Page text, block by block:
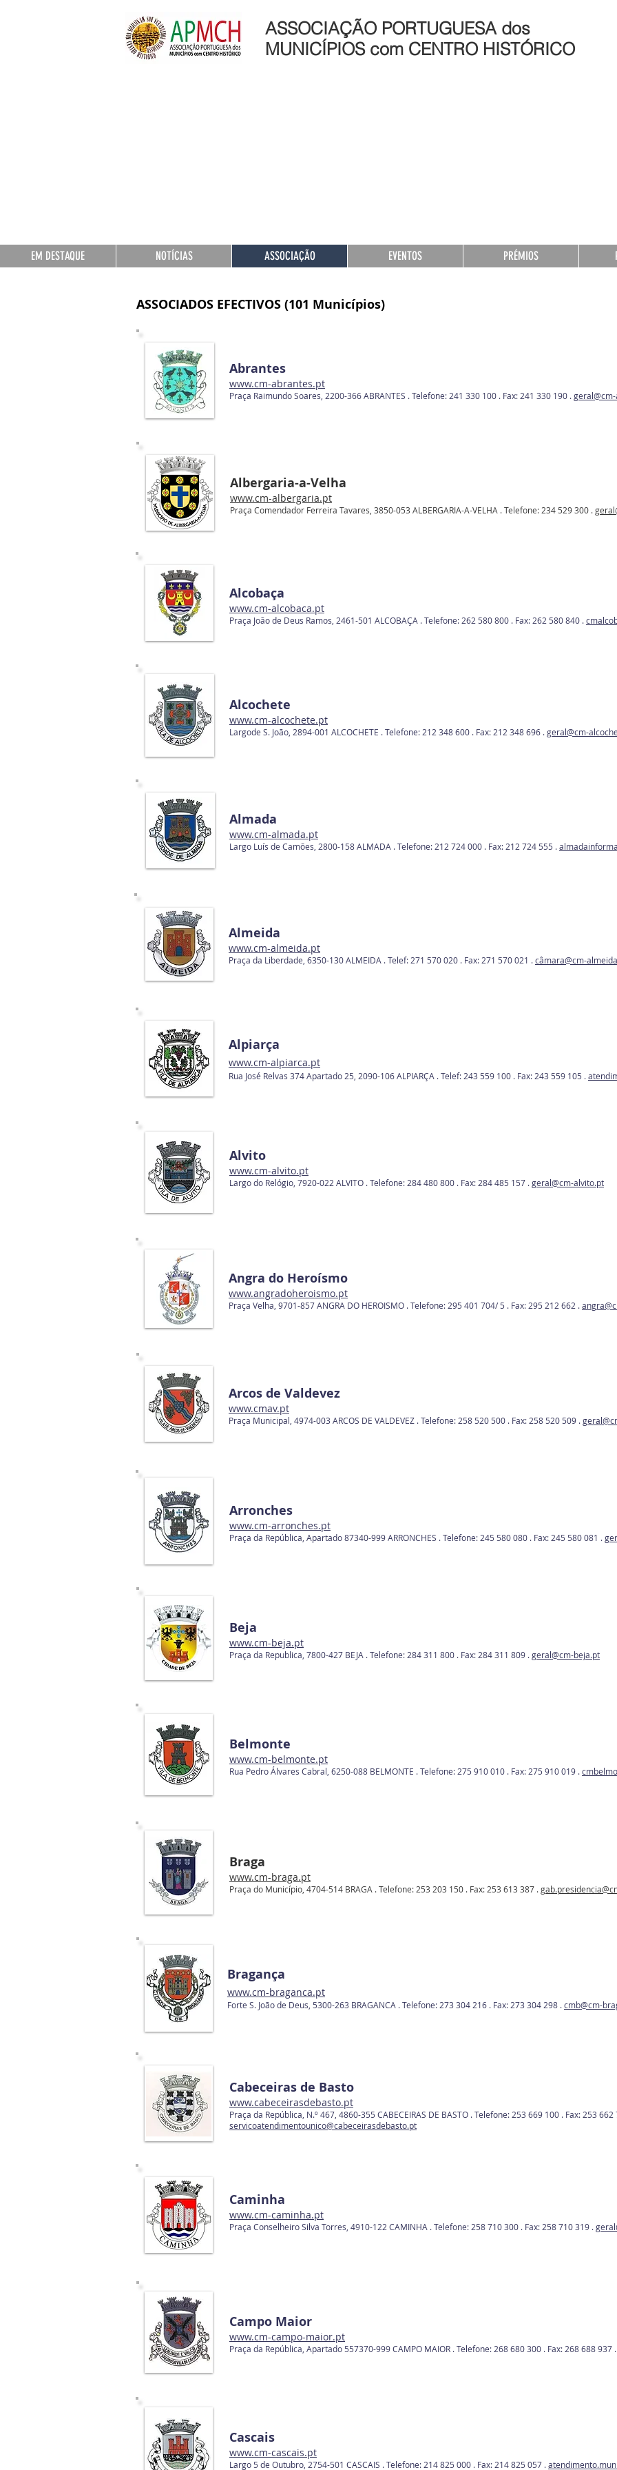
ASSOCIAÇÃO PORTUGUESA dos
MUNICÍPIOS com CENTRO HISTÓRICO
EM DESTAQUE NOTÍCIAS ASSOCIAÇÃO EVENTOS PRÉMIOS
ASSOCIADOS EFECTIVOS (101 Municípios)
Abrantes
www.cm-abrantes.pt
Praça Raimundo Soares, 2200-366 ABRANTES . Telefone: 241 330 100 . Fax: 241 330 190 .
Albergaria-a-Velha
www.cm-albergaria.pt
Praça Comendador Ferreira Tavares, 3850-053 ALBERGARIA-A-VELHA . Telefone: 234 529 300 .
Alcobaça
www.cm-alcobaca.pt
Praça João de Deus Ramos, 2461-501 ALCOBAÇA . Telefone: 262 580 800 . Fax: 262 580 840 .
Alcochete
www.cm-alcochete.pt
Largode S. João, 2894-001 ALCOCHETE .Telefone: 212 348 600 . Fax: 212 348 696 .geral@cm-
Almada
www.cm-almada.pt
Largo Luís de Camões, 2800-158 ALMADA .Telefone: 212 724 000 . Fax: 212 724 555 .
Almeida
www.cm-almeida.pt
Praça da Liberdade, 6350-130 ALMEIDA .Telef: 271 570 020 . Fax: 271 570 021 .câmara@cm-
Alpiarça
www.cm-alpiarca.pt
Rua José Relvas 374 Apartado 25, 2090-106 ALPIARÇA .Telef: 243 559 100 . Fax: 243 559 105 .
Alvito
www.cm-alvito.pt
Largo do Relógio, 7920-022 ALVITO .Telefone: 284 480 800 . Fax: 284 485 157 .geral@cm-alvito.pt
Angra do Heroísmo
www.angradoheroismo.pt
Praça Velha, 9701-857 ANGRA DO HEROISMO .Telefone: 295 401 704/ 5 . Fax: 295 212 662 .
Arcos de Valdevez
www.cmav.pt
Praça Municipal, 4974-003 ARCOS DE VALDEVEZ .Telefone: 258 520 500 . Fax: 258 520 509 .
Arronches
www.cm-arronches.pt
Praça da República, Apartado 87340-999 ARRONCHES .Telefone: 245 580 080 . Fax: 245 580 081 .
Beja
www.cm-beja.pt
Praça da Republica, 7800-427 BEJA .Telefone: 284 311 800 . Fax: 284 311 809 .geral@cm-beja.pt
Belmonte
www.cm-belmonte.pt
Rua Pedro Álvares Cabral, 6250-088 BELMONTE .Telefone: 275 910 010 . Fax: 275 910 019 .
Braga
www.cm-braga.pt
Praça do Município, 4704-514 BRAGA .Telefone: 253 203 150 . Fax: 253 613 387 .
Bragança
www.cm-braganca.pt
Forte S. João de Deus, 5300-263 BRAGANCA .Telefone: 273 304 216 . Fax: 273 304 298 .cmb@cm-
Cabeceiras de Basto
www.cabeceirasdebasto.pt
Praça da República, N.º 467, 4860-355 CABECEIRAS DE BASTO .Telefone: 253 669 100 . Fax: 253 662
servicoatendimentounico@cabeceirasdebasto.pt
Caminha
www.cm-caminha.pt
Praça Conselheiro Silva Torres, 4910-122 CAMINHA .Telefone: 258 710 300 . Fax: 258 710 319 .
Campo Maior
www.cm-campo-maior.pt
Praça da República, Apartado 557370-999 CAMPO MAIOR . Telefone: 268 680 300 . Fax: 268 688 937 .
Cascais
www.cm-cascais.pt
Largo 5 de Outubro, 2754-501 CASCAIS .Telefone: 214 825 000 . Fax: 214 825 057 .